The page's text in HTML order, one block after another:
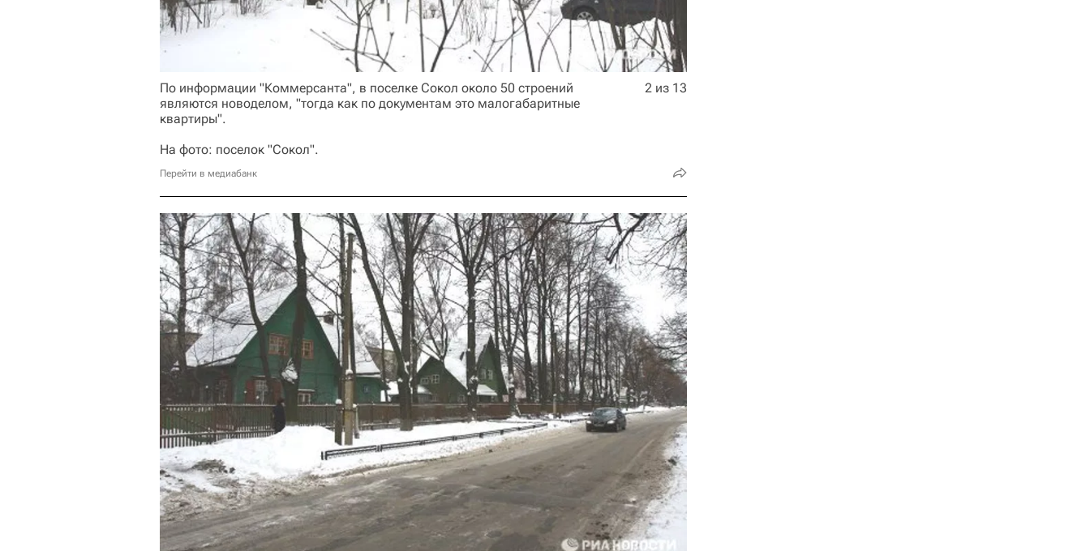
По информации "Коммерсанта", в поселке Сокол около 50 строений
являются новоделом, "тогда как по документам это малогабаритные
квартиры".
На фото: поселок "Сокол".
Перейти в медиабанк
2 из 13